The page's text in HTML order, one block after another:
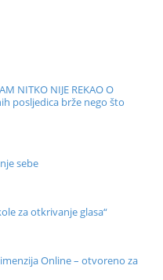
NITKO NIJE REKAO O
posljedica brže nego što
sebe
za otkrivanje glasa“
Online – otvoreno za